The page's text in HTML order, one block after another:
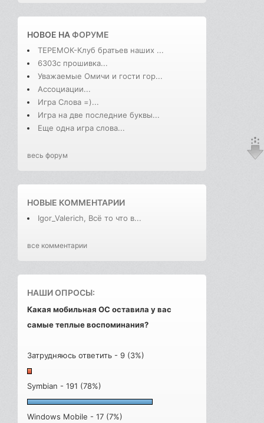
НОВОЕ НАФОРУМЕ
ТЕРЕМОК-Клуб братьев наших ...
6303с прошивка...
Уважаемые Омичи и гости гор...
Ассоциации...
Игра Слова =)...
Игра на две последние буквы...
Еще одна игра слова...
весь форум
НОВЫЕ КОММЕНТАРИИ
Igor_Valerich, Всё то что в...
все комментарии
НАШИ ОПРОСЫ:
Какая мобильная ОС оставила у вас
самые теплые воспоминания?
Затрудняюсь ответить - 9 (3%)
Symbian - 191 (78%)
Windows Mobile - 17 (7%)